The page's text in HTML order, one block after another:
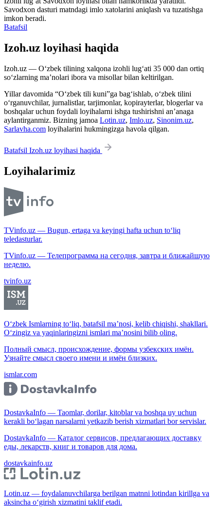
Savodxon dasturi matndagi imlo xatolarini aniqlash va tuzatishga
imkon beradi.
Batafsil
Izoh.uz loyihasi haqida
Izoh.uz — O‘zbek tilining xalqona izohli lug‘ati 35 000 dan ortiq
so‘zlarning ma’nolari ibora va misollar bilan keltirilgan.
Yillar davomida “O‘zbek tili kuni”ga bag‘ishlab, o‘zbek tilini
o‘rganuvchilar, jurnalistlar, tarjimonlar, kopirayterlar, blogerlar va
boshqalar uchun foydali loyihalarni ishga tushirishni an’anaga
aylantirganmiz. Bizning jamoa Lotin.uz, Imlo.uz, Sinonim.uz,
Sarlavha.com loyihalarini hukmingizga havola qilgan.
Batafsil Izoh.uz loyihasi haqida
Loyihalarimiz
TVinfo.uz — Bugun, ertaga va keyingi hafta uchun to‘liq
teledasturlar.
TVinfo.uz — Телепрограмма на сегодня, завтра и ближайшую
неделю.
tvinfo.uz
O‘zbek Ismlarning to‘liq, batafsil ma’nosi, kelib chiqishi, shakllari.
O‘zingiz va yaqinlaringizni ismlari ma’nosini bilib oling.
Полный смысл, происхождение, формы узбекских имён.
Узнайте смысл своего имени и имён близких.
ismlar.com
DostavkaInfo — Taomlar, dorilar, kitoblar va boshqa uy uchun
kerakli bo‘lagan narsalarni yetkazib berish xizmatlari bor servislar.
DostavkaInfo — Каталог сервисов, предлагающих доставку
еды, лекарств, книг и товаров для дома.
dostavkainfo.uz
Lotin.uz — foydalanuvchilarga berilgan matnni lotindan kirillga va
aksincha o‘girish xizmatini taklif etadi.